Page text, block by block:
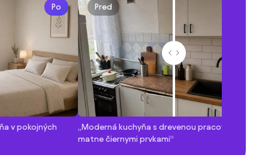
Po
v pokojných
Pred
„Moderná kuchyňa s drevenou pracovní doskou
matne čiernymi prvkami“